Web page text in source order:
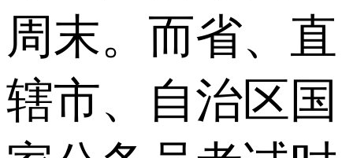
周末。而省、直
辖市、自治区国